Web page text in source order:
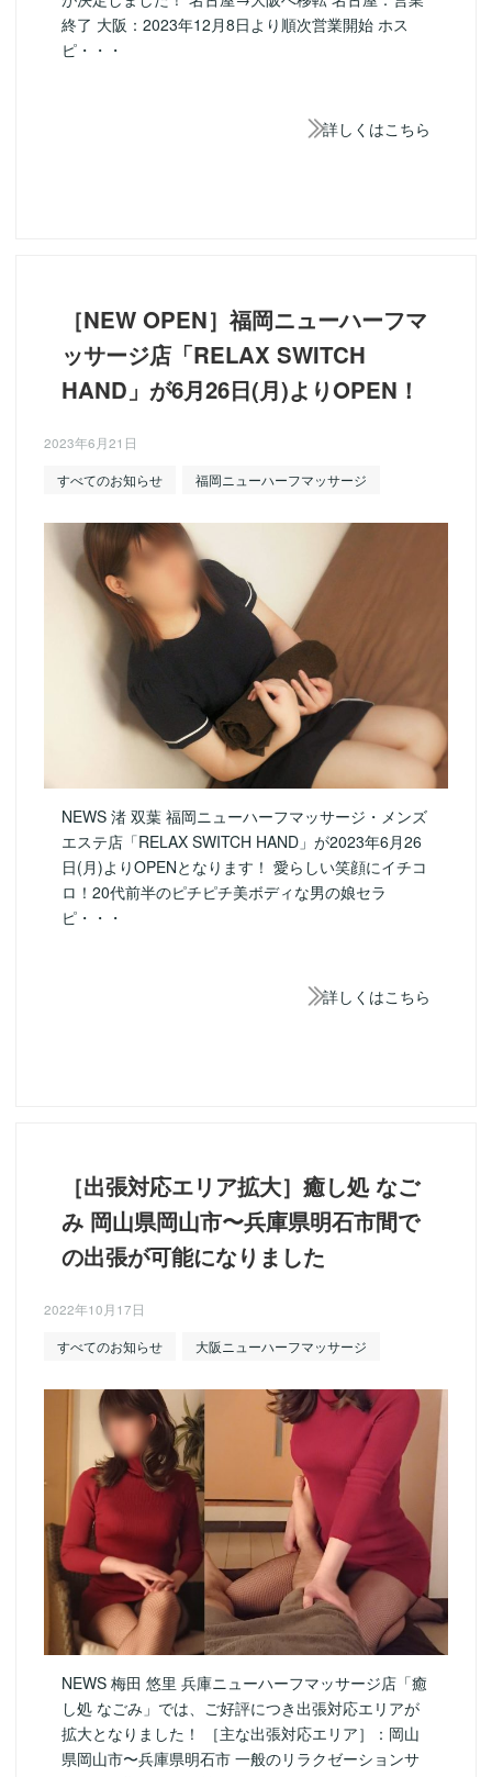
終了 大阪：2023年12月8日より順次営業開始 ホス
ピ・・・
詳しくはこちら
［NEW OPEN］福岡ニューハーフマ
ッサージ店「RELAX SWITCH
HAND」が6月26日(月)よりOPEN！
2023年6月21日
すべてのお知らせ
福岡ニューハーフマッサージ
NEWS 渚 双葉 福岡ニューハーフマッサージ・メンズ
エステ店「RELAX SWITCH HAND」が2023年6月26
日(月)よりOPENとなります！ 愛らしい笑顔にイチコ
ロ！20代前半のピチピチ美ボディな男の娘セラ
ピ・・・
詳しくはこちら
［出張対応エリア拡大］癒し処 なご
み 岡山県岡山市〜兵庫県明石市間で
の出張が可能になりました
2022年10月17日
すべてのお知らせ
大阪ニューハーフマッサージ
NEWS 梅田 悠里 兵庫ニューハーフマッサージ店「癒
し処 なごみ」では、ご好評につき出張対応エリアが
拡大となりました！ ［主な出張対応エリア］：岡山
県岡山市〜兵庫県明石市 一般のリラクゼーションサ